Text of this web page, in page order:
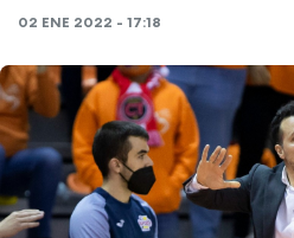
02 ENE 2022 - 17:18